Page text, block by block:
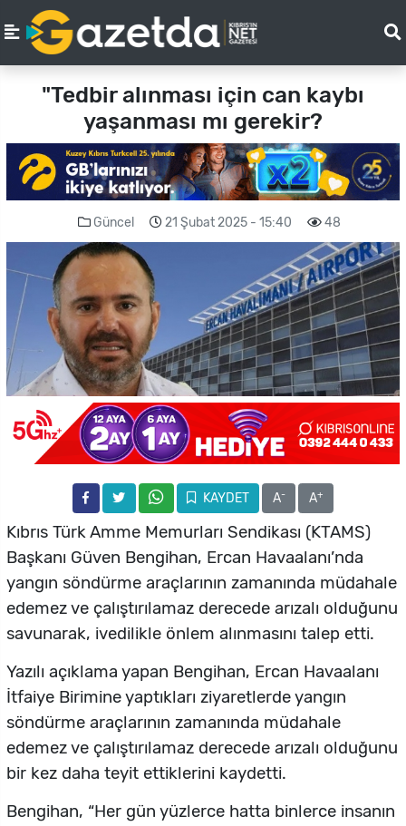
"Tedbir alınması için can kaybı
yaşanması mı gerekir?
Güncel 21 Şubat 2025 - 15:40 48
KAYDET A- A+
Kıbrıs Türk Amme Memurları Sendikası (KTAMS)
Başkanı Güven Bengihan, Ercan Havaalanı’nda
yangın söndürme araçlarının zamanında müdahale
edemez ve çalıştırılamaz derecede arızalı olduğunu
savunarak, ivedilikle önlem alınmasını talep etti.
Yazılı açıklama yapan Bengihan, Ercan Havaalanı
İtfaiye Birimine yaptıkları ziyaretlerde yangın
söndürme araçlarının zamanında müdahale
edemez ve çalıştırılamaz derecede arızalı olduğunu
bir kez daha teyit ettiklerini kaydetti.
Bengihan, “Her gün yüzlerce hatta binlerce insanın